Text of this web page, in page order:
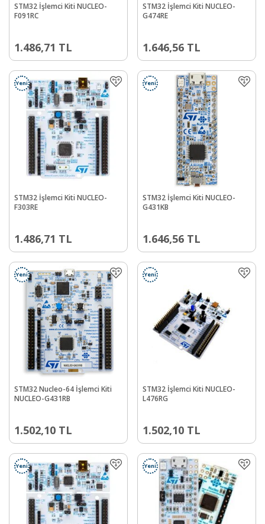
STM32 İşlemci Kiti NUCLEO-
F091RC
1.486,71 TL
STM32 İşlemci Kiti NUCLEO-
G474RE
1.646,56 TL
Yeni
STM32 İşlemci Kiti NUCLEO-
F303RE
1.486,71 TL
Yeni
STM32 İşlemci Kiti NUCLEO-
G431KB
1.646,56 TL
Yeni
STM32 Nucleo-64 İşlemci Kiti
NUCLEO-G431RB
1.502,10 TL
Yeni
STM32 İşlemci Kiti NUCLEO-
L476RG
1.502,10 TL
Yeni Yeni